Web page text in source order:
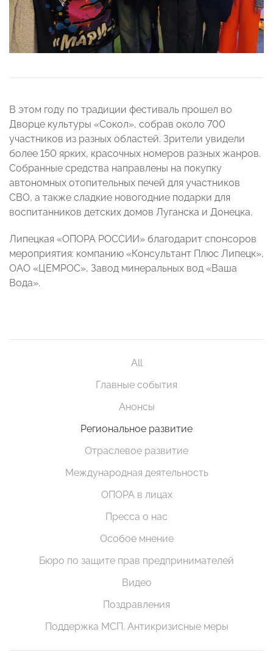
В этом году по традиции фестиваль прошел во
Дворце культуры «Сокол», собрав около 700
участников из разных областей. Зрители увидели
более 150 ярких, красочных номеров разных жанров.
Собранные средства направлены на покупку
автономных отопительных печей для участников
СВО, а также сладкие новогодние подарки для
воспитанников детских домов Луганска и Донецка.
Липецкая «ОПОРА РОССИИ» благодарит спонсоров
мероприятия: компанию «Консультант Плюс Липецк»,
ОАО «ЦЕМРОС», Завод минеральных вод «Ваша
Вода».
All
Главные события
Анонсы
Региональное развитие
Отраслевое развитие
Международная деятельность
ОПОРА в лицах
Пресса о нас
Особое мнение
Бюро по защите прав предпринимателей
Видео
Поздравления
Поддержка МСП. Антикризисные меры